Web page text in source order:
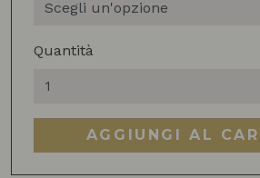
Quantità
Macinacaffè
Q
quantità
AGGIUNGI AL